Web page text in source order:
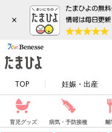
×
TOP 妊娠・出産
育児グッズ 病気・予防接種 離